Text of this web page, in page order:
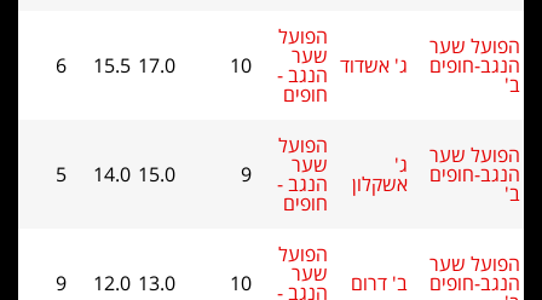
שער
חופים ג' אשדוד
הפועל
שער
הנגב - 10
15.5
6
שער
חופים ג'
אשקלון
הפועל
הנגב -
חופים
9
14.0
5
שער
חופים ב' דרום
הפועל
שער
הנגב - 10
12.0
9